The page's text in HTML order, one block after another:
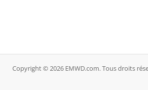
Copyright © 2026 EMWD.com. Tous droits